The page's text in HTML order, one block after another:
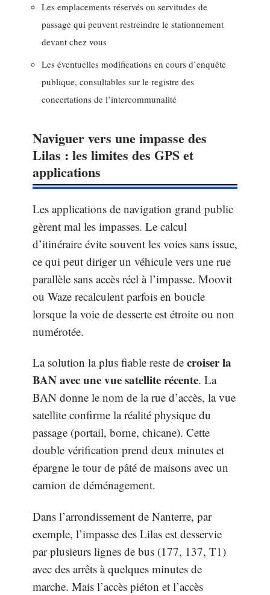
Les emplacements réservés ou servitudes de
passage qui peuvent restreindre le stationnement
devant chez vous
Les éventuelles modifications en cours d’enquête
publique, consultables sur le registre des
concertations de l’intercommunalité
Naviguer vers une impasse des
Lilas : les limites des GPS et
applications
Les applications de navigation grand public
gèrent mal les impasses. Le calcul
d’itinéraire évite souvent les voies sans issue,
ce qui peut diriger un véhicule vers une rue
parallèle sans accès réel à l’impasse. Moovit
ou Waze recalculent parfois en boucle
lorsque la voie de desserte est étroite ou non
numérotée.
La solution la plus fiable reste de croiser la
BAN avec une vue satellite récente. La
BAN donne le nom de la rue d’accès, la vue
satellite confirme la réalité physique du
passage (portail, borne, chicane). Cette
double vérification prend deux minutes et
épargne le tour de pâté de maisons avec un
camion de déménagement.
Dans l’arrondissement de Nanterre, par
exemple, l’impasse des Lilas est desservie
par plusieurs lignes de bus (177, 137, T1)
avec des arrêts à quelques minutes de
marche. Mais l’accès piéton et l’accès